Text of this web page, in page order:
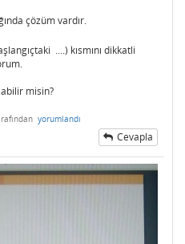
çözüm vardır.
....) kısmını dikkatli
misin?
yorumlandı
Cevapla